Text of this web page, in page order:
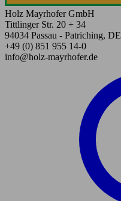
Holz Mayrhofer GmbH
Tittlinger Str. 20 + 34
94034 Passau - Patriching, DE
+49 (0) 851 955 14-0
info@holz-mayrhofer.de